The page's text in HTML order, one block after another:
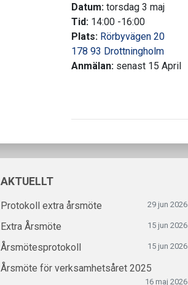
Datum: torsdag 3 maj
Tid: 14:00 -16:00
Plats: Rörbyvägen 20
178 93 Drottningholm
Anmälan: senast 15 April
AKTUELLT
Protokoll extra årsmöte 29 jun 2026
Extra Årsmöte 15 jun 2026
Årsmötesprotokoll 15 jun 2026
Årsmöte för verksamhetsåret 2025
16 maj 2026